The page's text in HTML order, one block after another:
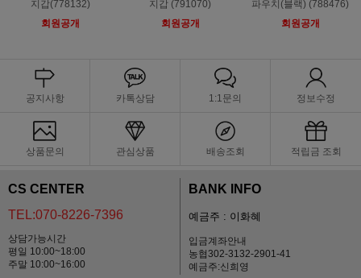
지갑(778132)
회원공개
지갑 (791070)
회원공개
파우치(블랙) (788476)
회원공개
공지사항 카톡상담 1:1문의 정보수정
상품문의 관심상품 배송조회 적립금 조회
CS CENTER
TEL:070-8226-7396
상담가능시간
평일 10:00~18:00
주말 10:00~16:00
BANK INFO
예금주 : 이화혜
입금계좌안내
농협302-3132-2901-41
예금주:신희영